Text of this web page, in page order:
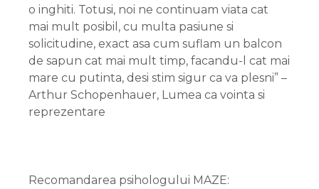
o inghiti. Totusi, noi ne continuam viata cat
mai mult posibil, cu multa pasiune si
solicitudine, exact asa cum suflam un balcon
de sapun cat mai mult timp, facandu-l cat mai
mare cu putinta, desi stim sigur ca va plesni” –
Arthur Schopenhauer, Lumea ca vointa si
reprezentare
Recomandarea psihologului MAZE: